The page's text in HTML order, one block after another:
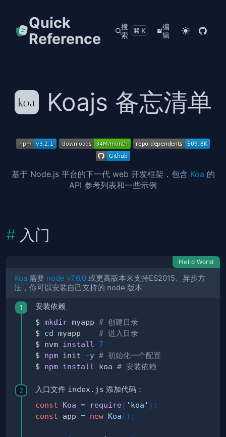
Quick
Reference
搜
索
⌘K
编
辑
Koajs 备忘清单
基于 Node.js 平台的下一代 web 开发框架，包含 Koa 的
API 参考列表和一些示例
入门
Hello World
Koa 需要 node v7.6.0 或更高版本来支持ES2015、异步方
法，你可以安装自己支持的 node 版本
安装依赖
$ mkdir myapp # 创建目录
$ cd myapp # 进入目录
$ nvm install
7
$ npm init -y # 初始化一个配置
$ npm install koa # 安装依赖
入口文件 index.js 添加代码：
const Koa = require( 'koa' ) ;
const app = new Koa ( ) ;